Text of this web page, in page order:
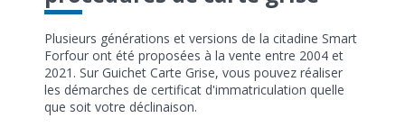
Plusieurs générations et versions de la citadine Smart
Forfour ont été proposées à la vente entre 2004 et
2021. Sur Guichet Carte Grise, vous pouvez réaliser
les démarches de certificat d'immatriculation quelle
que soit votre déclinaison.